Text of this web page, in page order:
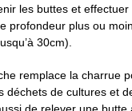
les buttes et
profondeur plus ou
30cm).
remplace la charrue
déchets de cultures et